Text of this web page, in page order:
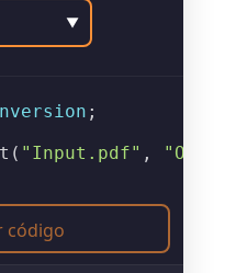
▼
;
( "Input.pdf" ,
código